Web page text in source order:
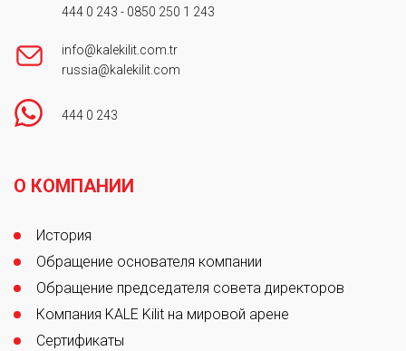
444 0 243 - 0850 250 1 243
info@kalekilit.com.tr
russia@kalekilit.com
444 0 243
О КОМПАНИИ
История
Обращение основателя компании
Обращение председателя совета директоров
Компания KALE Kilit на мировой арене
Сертификаты